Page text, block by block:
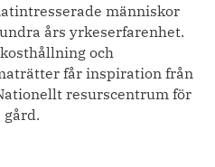
människor
års yrkeserfarenhet.
och
får inspiration från
resurscentrum för
gård.